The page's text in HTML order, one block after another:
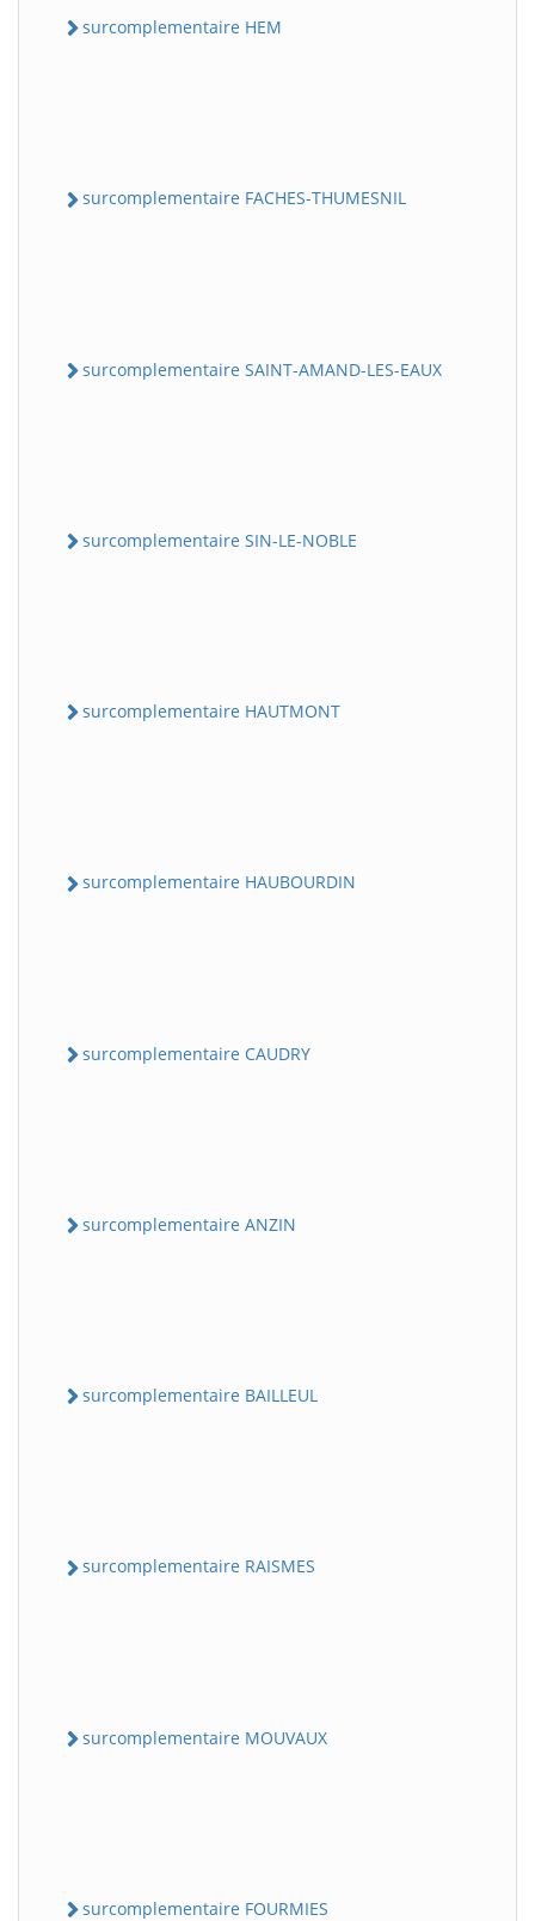
surcomplementaire HEM
surcomplementaire FACHES-THUMESNIL
surcomplementaire SAINT-AMAND-LES-EAUX
surcomplementaire SIN-LE-NOBLE
surcomplementaire HAUTMONT
surcomplementaire HAUBOURDIN
surcomplementaire CAUDRY
surcomplementaire ANZIN
surcomplementaire BAILLEUL
surcomplementaire RAISMES
surcomplementaire MOUVAUX
surcomplementaire FOURMIES